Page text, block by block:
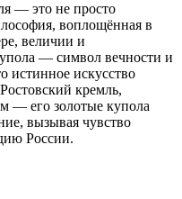
— это не просто
воплощённая в
величии и
— символ вечности и
истинное искусство
кремль,
— его золотые купола
вызывая чувство
России.